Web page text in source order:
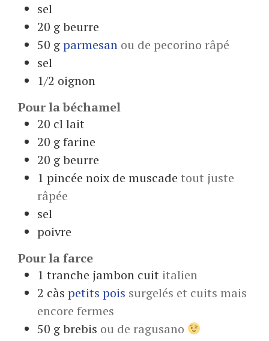
sel
20 gbeurre
50 gparmesan ou de pecorino râpé
sel
1/2 oignon
Pour la béchamel
20 cllait
20 gfarine
20 gbeurre
1 pincée noix de muscade tout juste
râpée
sel
poivre
Pour la farce
1 tranche jambon cuit italien
2 càs petits pois surgelés et cuits mais
encore fermes
50 gbrebis ou de ragusano